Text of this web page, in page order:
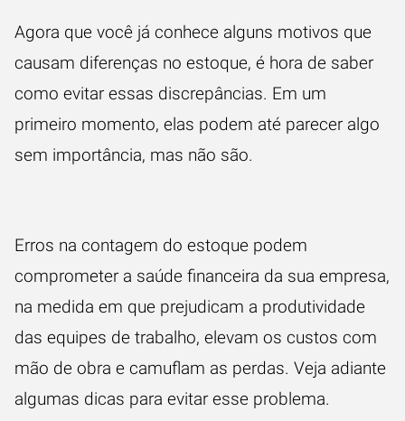
Agora que você já conhece alguns motivos que
causam diferenças no estoque, é hora de saber
como evitar essas discrepâncias. Em um
primeiro momento, elas podem até parecer algo
sem importância, mas não são.
Erros na contagem do estoque podem
comprometer a saúde financeira da sua empresa,
na medida em que prejudicam a produtividade
das equipes de trabalho, elevam os custos com
mão de obra e camuflam as perdas. Veja adiante
algumas dicas para evitar esse problema.